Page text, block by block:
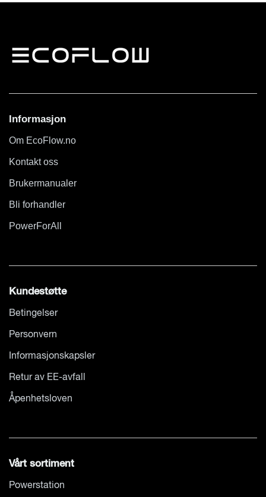
Informasjon
Om EcoFlow.no
Kontakt oss
Brukermanualer
Bli forhandler
PowerForAll
Kundestøtte
Betingelser
Personvern
Informasjonskapsler
Retur av EE-avfall
Åpenhetsloven
Vårt sortiment
Powerstation